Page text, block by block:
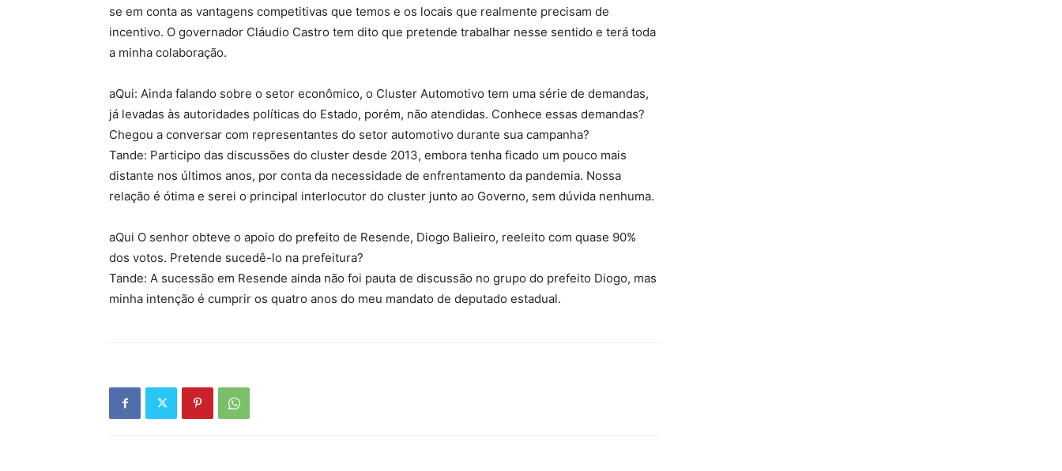
se em conta as vantagens competitivas que temos e os locais que realmente precisam de
incentivo. O governador Cláudio Castro tem dito que pretende trabalhar nesse sentido e terá toda
a minha colaboração.
aQui: Ainda falando sobre o setor econômico, o Cluster Automotivo tem uma série de demandas,
já levadas às autoridades políticas do Estado, porém, não atendidas. Conhece essas demandas?
Chegou a conversar com representantes do setor automotivo durante sua campanha?
Tande: Participo das discussões do cluster desde 2013, embora tenha ficado um pouco mais
distante nos últimos anos, por conta da necessidade de enfrentamento da pandemia. Nossa
relação é ótima e serei o principal interlocutor do cluster junto ao Governo, sem dúvida nenhuma.
aQui O senhor obteve o apoio do prefeito de Resende, Diogo Balieiro, reeleito com quase 90%
dos votos. Pretende sucedê-lo na prefeitura?
Tande: A sucessão em Resende ainda não foi pauta de discussão no grupo do prefeito Diogo, mas
minha intenção é cumprir os quatro anos do meu mandato de deputado estadual.